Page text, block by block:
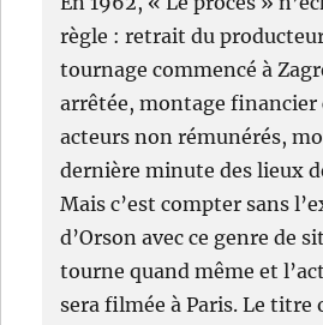
règle : retrait du
tournage commencé à
arrêtée, montage financier
acteurs non rémunérés,
dernière minute des lieux
Mais c’est compter sans
d’Orson avec ce genre de
tourne quand même et
sera filmée à Paris. Le titre